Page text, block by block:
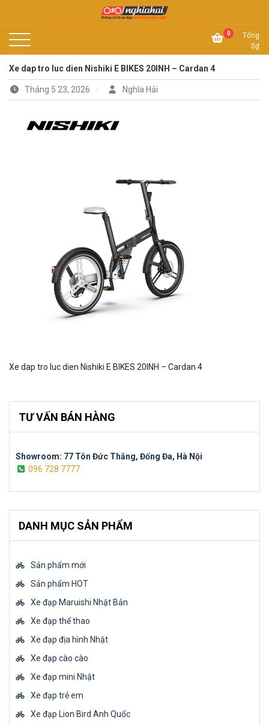
Xe đạp Nhật Nghĩa Hải 0
Tổng
0₫
Xe dap tro luc dien Nishiki E BIKES 20INH – Cardan 4
Tháng 5 23, 2026 Nghĩa Hải
Xe dap tro luc dien Nishiki E BIKES 20INH – Cardan 4
TƯ VẤN BÁN HÀNG
Showroom: 77 Tôn Đức Thắng, Đống Đa, Hà Nội
096 728 7777
DANH MỤC SẢN PHẨM
Sản phẩm mới
Sản phẩm HOT
Xe đạp Maruishi Nhật Bản
Xe đạp thể thao
Xe đạp địa hình Nhật
Xe đạp cào cào
Xe đạp mini Nhật
Xe đạp trẻ em
Xe đạp Lion Bird Anh Quốc